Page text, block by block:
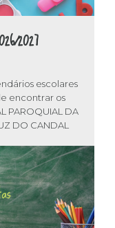
2027
escolares
encontrar os
PAROQUIAL DA
DO CANDAL